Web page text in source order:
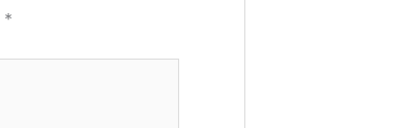
*